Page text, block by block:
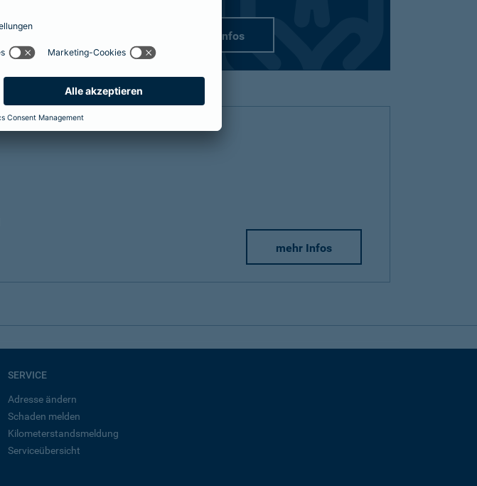
mehr Infos
mehr Infos
SERVICE
Adresse ändern
Schaden melden
Kilometerstandsmeldung
Serviceübersicht